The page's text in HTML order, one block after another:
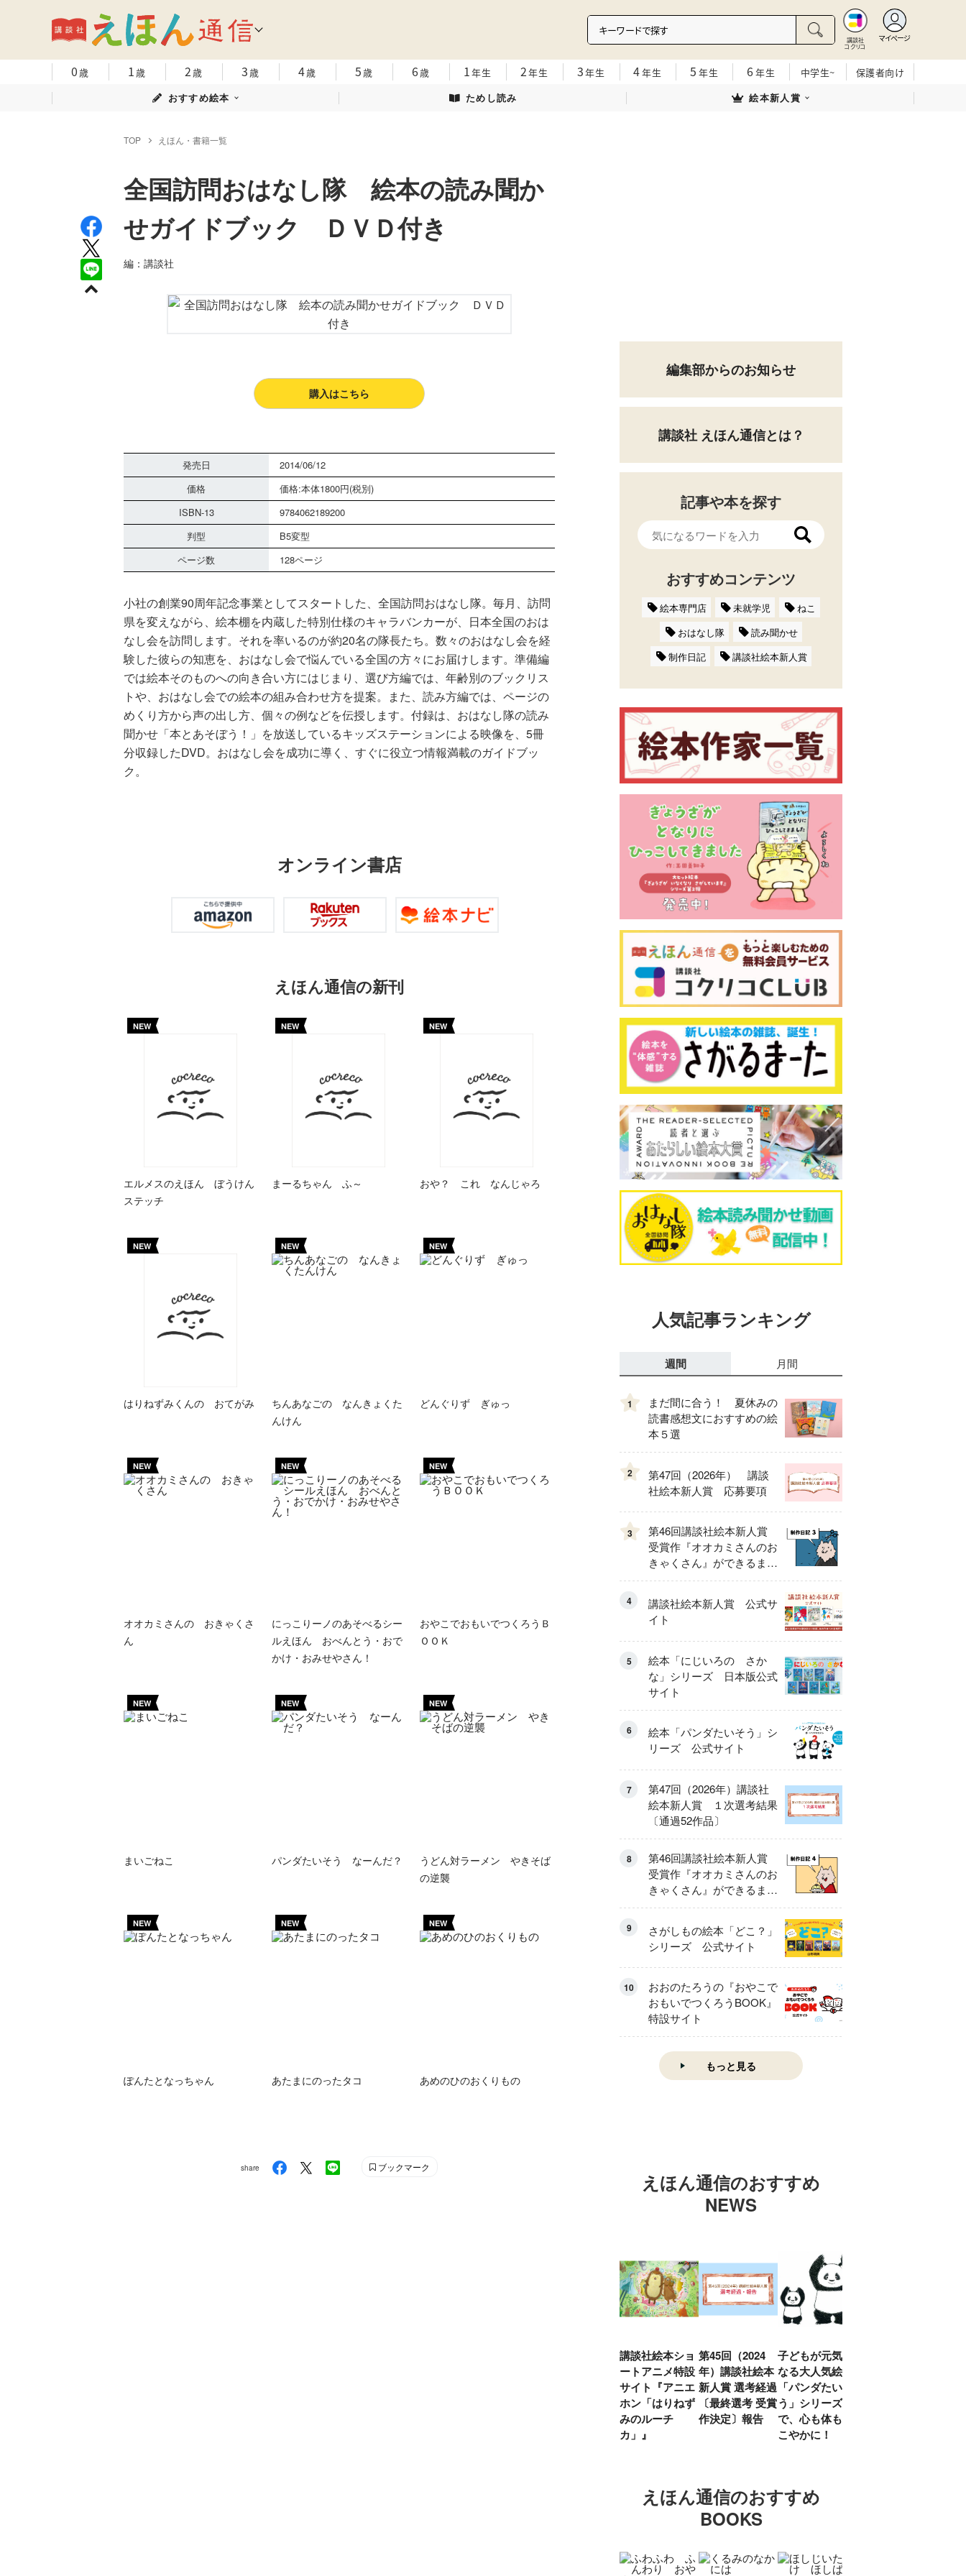
講談社
コクリコ
マイページ
0歳 1歳 2歳 3歳 4歳 5歳 6歳 1年生 2年生 3年生 4年生 5 年生 6 年生 中学生~
保護者向け
おすすめ絵本
ためし読み 絵本新人賞
TOP えほん・書籍一覧
全国訪問おはなし隊 絵本の読み聞か
せガイドブック ＤＶＤ付き
編：講談社
購入はこちら
発売日
2014/06/12
価格
価格:本体1800円(税別)
ISBN-13
9784062189200
判型
B5変型
ページ数
128ページ
小社の創業90周年記念事業としてスタートした、全国訪問おはなし隊。毎月、訪問
県を変えながら、絵本棚を内蔵した特別仕様のキャラバンカーが、日本全国のおは
なし会を訪問します。それを率いるのが約20名の隊長たち。数々のおはなし会を経
験した彼らの知恵を、おはなし会で悩んでいる全国の方々にお届けします。準備編
では絵本そのものへの向き合い方にはじまり、選び方編では、年齢別のブックリス
トや、おはなし会での絵本の組み合わせ方を提案。また、読み方編では、ページの
めくり方から声の出し方、個々の例などを伝授します。付録は、おはなし隊の読み
聞かせ「本とあそぼう！」を放送しているキッズステーションによる映像を、5冊
分収録したDVD。おはなし会を成功に導く、すぐに役立つ情報満載のガイドブッ
ク。
オンライン書店
えほん通信の新刊
NEW
エルメスのえほん ぼうけん
ステッチ
NEW
まーるちゃん ふ～
NEW
おや？ これ なんじゃろ
NEW
はりねずみくんの おてがみ
NEW
ちんあなごの なんきょくた
んけん
NEW
どんぐりず ぎゅっ
NEW
オオカミさんの おきゃくさ
ん
NEW
にっこりーノのあそべるシー
ルえほん おべんとう・おで
かけ・おみせやさん！
NEW
おやこでおもいでつくろうＢ
ＯＯＫ
NEW
まいごねこ
NEW
パンダたいそう なーんだ？
NEW
うどん対ラーメン やきそば
の逆襲
NEW
ぽんたとなっちゃん
NEW
あたまにのったタコ
NEW
あめのひのおくりもの
share ブックマーク
編集部からのお知らせ
講談社 えほん通信とは？
記事や本を探す
おすすめコンテンツ
絵本専門店 未就学児
ねこ
おはなし隊
読み聞かせ
制作日記
講談社絵本新人賞
人気記事ランキング
週間 月間
1
まだ間に合う！ 夏休みの
読書感想文におすすめの絵
本５選
2
第47回（2026年） 講談
社絵本新人賞 応募要項
3
第46回講談社絵本新人賞
受賞作『オオカミさんのお
きゃくさん』ができるまで
③
4
講談社絵本新人賞 公式サ
イト
5
絵本「にじいろの さか
な」シリーズ 日本版公式
サイト
6
絵本「パンダたいそう」シ
リーズ 公式サイト
7
第47回（2026年）講談社
絵本新人賞 １次選考結果
〔通過52作品〕
8
第46回講談社絵本新人賞
受賞作『オオカミさんのお
きゃくさん』ができるまで
④
9
さがしもの絵本「どこ？」
シリーズ 公式サイト
10
おおのたろうの『おやこで
おもいでつくろうBOOK』
特設サイト
もっと見る
えほん通信のおすすめ
NEWS
講談社絵本ショ
ートアニメ特設
サイト『アニエ
ホン「はりねず
みのルーチ
カ」』
第45回（2024
年）講談社絵本
新人賞 選考経過
〔最終選考 受賞
作決定〕報告
子どもが元気に
なる大人気絵本
「パンダたいそ
う」シリーズ
で、心も体もす
こやかに！
えほん通信のおすすめ
BOOKS